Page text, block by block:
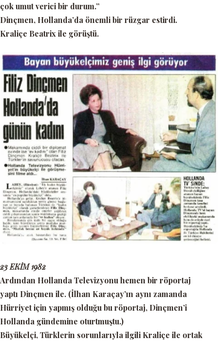
çok umut verici bir durum.”
Dinçmen, Hollanda’da önemli bir rüzgar estirdi.
Kraliçe Beatrix ile görüştü.
23 EKİM 1982
Ardından Hollanda Televizyonu hemen bir röportaj
yaptı Dinçmen ile. (İlhan Karaçay’ın aynı zamanda
Hürriyet için yapmış olduğu bu röportaj, Dinçmen’i
Hollanda gündemine oturtmuştu.)
Büyükelçi, Türklerin sorunlarıyla ilgili Kraliçe ile ortak